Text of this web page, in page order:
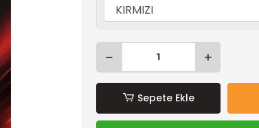
Sepete Ekle